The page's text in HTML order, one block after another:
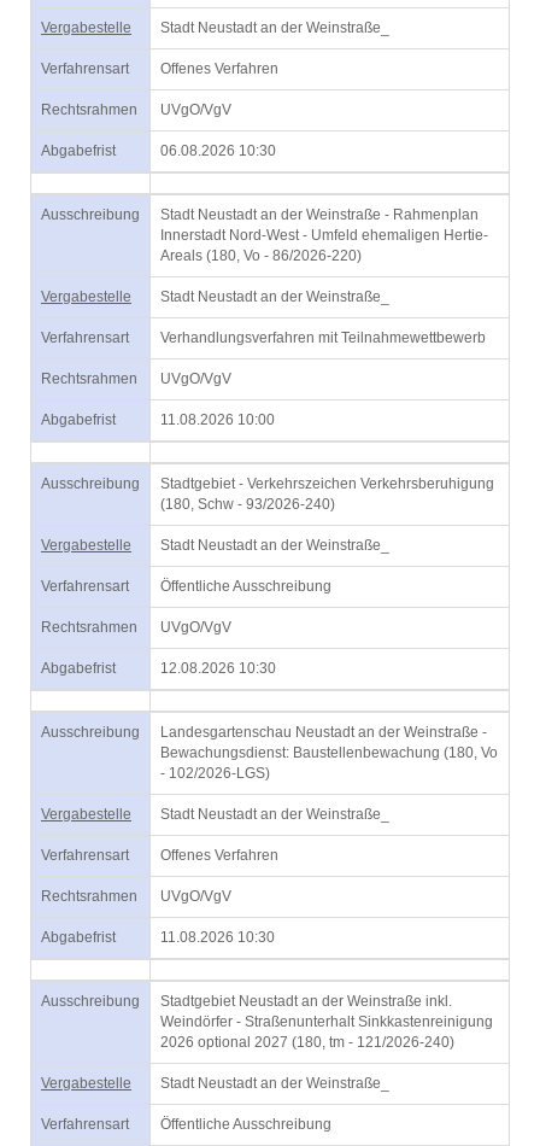
Vergabestelle Stadt Neustadt an der Weinstraße_
Verfahrensart Offenes Verfahren
Rechtsrahmen UVgO/VgV
Abgabefrist 06.08.2026 10:30
Ausschreibung
Stadt Neustadt an der Weinstraße - Rahmenplan
Innerstadt Nord-West - Umfeld ehemaligen Hertie-
Areals (180, Vo - 86/2026-220)
Vergabestelle Stadt Neustadt an der Weinstraße_
Verfahrensart Verhandlungsverfahren mit Teilnahmewettbewerb
Rechtsrahmen UVgO/VgV
Abgabefrist 11.08.2026 10:00
Ausschreibung
Stadtgebiet - Verkehrszeichen Verkehrsberuhigung
(180, Schw - 93/2026-240)
Vergabestelle Stadt Neustadt an der Weinstraße_
Verfahrensart Öffentliche Ausschreibung
Rechtsrahmen UVgO/VgV
Abgabefrist 12.08.2026 10:30
Ausschreibung
Landesgartenschau Neustadt an der Weinstraße -
Bewachungsdienst: Baustellenbewachung (180, Vo
- 102/2026-LGS)
Vergabestelle Stadt Neustadt an der Weinstraße_
Verfahrensart Offenes Verfahren
Rechtsrahmen UVgO/VgV
Abgabefrist 11.08.2026 10:30
Ausschreibung
Stadtgebiet Neustadt an der Weinstraße inkl.
Weindörfer - Straßenunterhalt Sinkkastenreinigung
2026 optional 2027 (180, tm - 121/2026-240)
Vergabestelle Stadt Neustadt an der Weinstraße_
Verfahrensart Öffentliche Ausschreibung